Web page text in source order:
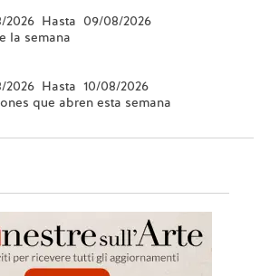
2026 Hasta 09/08/2026
la semana
2026 Hasta 10/08/2026
que abren esta semana